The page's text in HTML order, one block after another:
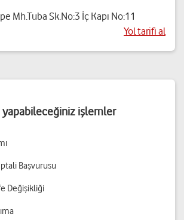
Mh.Tuba Sk.No:3 İç Kapı No:11
Yol tarifi al
yapabileceğiniz işlemler
Başvurusu
Değişikliği